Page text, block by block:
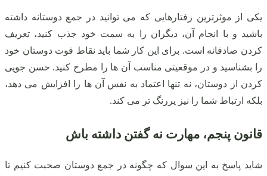
یکی از موثرترین رفتارهایی که می توانید در جمع دوستانه داشته
باشید و با انجام آن، دیگران را به سمت خود جذب کنید، تعریف
کردن صادقانه است. برای این کار شما باید نقاط قوت دوستان خود
را بشناسید و در موقعیتی مناسب آن ها را مطرح کنید. حسن جویی
کردن از دوستان، نه تنها اعتماد به نفس آن ها را افزایش می دهد،
بلکه ارتباط شما را نیز پررنگ تر می کند.
قانون پنجم، مهارت نه گفتن داشته باش
شاید پاسخ به این سوال که چگونه در جمع دوستان صحبت کنیم تا